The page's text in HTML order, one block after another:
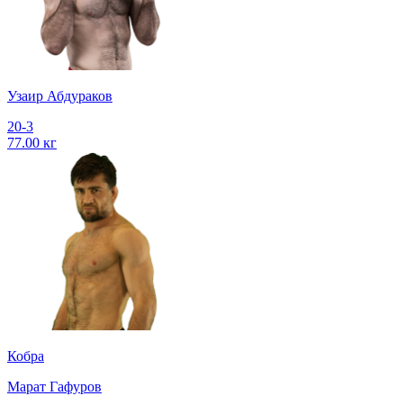
Узаир Абдураков
20-3
77.00 кг
Кобра
Марат Гафуров